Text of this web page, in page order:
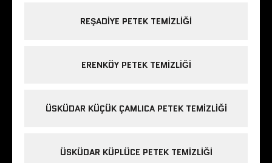
REŞADIYE PETEK TEMIZLIĞI
ERENKÖY PETEK TEMIZLIĞI
ÜSKÜDAR KÜÇÜK ÇAMLICA PETEK TEMIZLIĞI
ÜSKÜDAR KÜPLÜCE PETEK TEMIZLIĞI